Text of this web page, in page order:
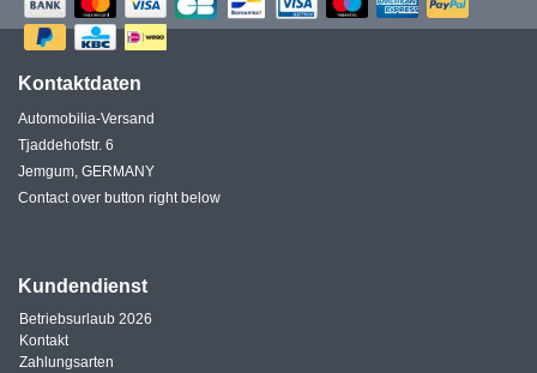
Kontaktdaten
Automobilia-Versand
Tjaddehofstr. 6
Jemgum, GERMANY
Contact over button right below
Kundendienst
Betriebsurlaub 2026
Kontakt
Zahlungsarten